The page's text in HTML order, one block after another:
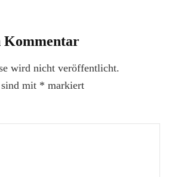
Kommentar
wird nicht veröffentlicht.
mit * markiert